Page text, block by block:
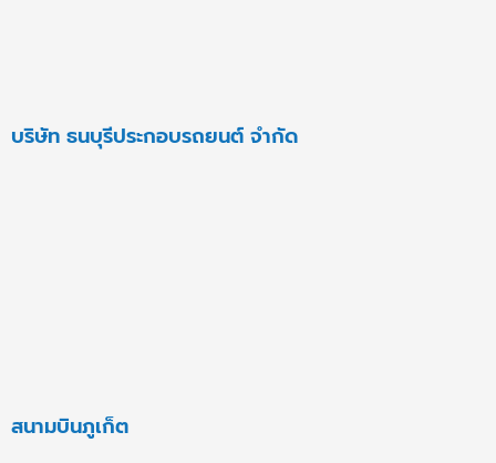
บริษัท ธนบุรีประกอบรถยนต์ จำกัด
สนามบินภูเก็ต